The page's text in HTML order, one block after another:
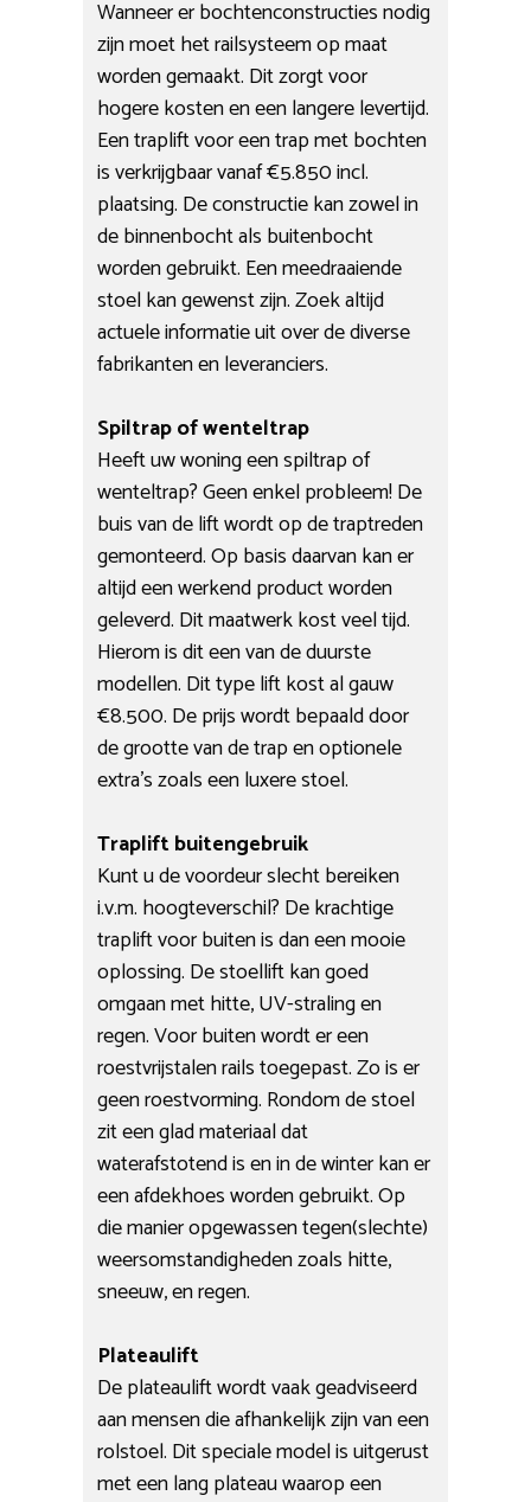
Wanneer er bochtenconstructies nodig
zijn moet het railsysteem op maat
worden gemaakt. Dit zorgt voor
hogere kosten en een langere levertijd.
Een traplift voor een trap met bochten
is verkrijgbaar vanaf €5.850 incl.
plaatsing. De constructie kan zowel in
de binnenbocht als buitenbocht
worden gebruikt. Een meedraaiende
stoel kan gewenst zijn. Zoek altijd
actuele informatie uit over de diverse
fabrikanten en leveranciers.
Spiltrap of wenteltrap
Heeft uw woning een spiltrap of
wenteltrap? Geen enkel probleem! De
buis van de lift wordt op de traptreden
gemonteerd. Op basis daarvan kan er
altijd een werkend product worden
geleverd. Dit maatwerk kost veel tijd.
Hierom is dit een van de duurste
modellen. Dit type lift kost al gauw
€8.500. De prijs wordt bepaald door
de grootte van de trap en optionele
extra’s zoals een luxere stoel.
Traplift buitengebruik
Kunt u de voordeur slecht bereiken
i.v.m. hoogteverschil? De krachtige
traplift voor buiten is dan een mooie
oplossing. De stoellift kan goed
omgaan met hitte, UV-straling en
regen. Voor buiten wordt er een
roestvrijstalen rails toegepast. Zo is er
geen roestvorming. Rondom de stoel
zit een glad materiaal dat
waterafstotend is en in de winter kan er
een afdekhoes worden gebruikt. Op
die manier opgewassen tegen(slechte)
weersomstandigheden zoals hitte,
sneeuw, en regen.
Plateaulift
De plateaulift wordt vaak geadviseerd
aan mensen die afhankelijk zijn van een
rolstoel. Dit speciale model is uitgerust
met een lang plateau waarop een